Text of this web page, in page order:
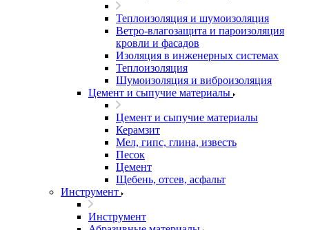
Теплоизоляция и шумоизоляция
Ветро-влагозащита и пароизоляция
кровли и фасадов
Изоляция в инженерных системах
Теплоизоляция
Шумоизоляция и виброизоляция
Цемент и сыпучие материалы
Цемент и сыпучие материалы
Керамзит
Мел, гипс, глина, известь
Песок
Цемент
Щебень, отсев, асфальт
Инструмент
Инструмент